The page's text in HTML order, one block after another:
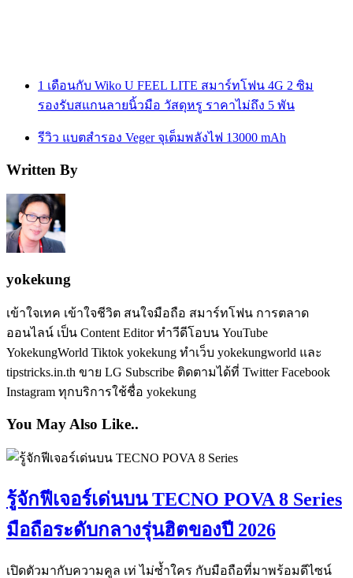
1 เดือนกับ Wiko U FEEL LITE สมาร์ทโฟน 4G 2 ซิม
รองรับสแกนลายนิ้วมือ วัสดุหรู ราคาไม่ถึง 5 พัน
รีวิว แบตสำรอง Veger จุเต็มพลังไฟ 13000 mAh
Written By
yokekung
เข้าใจเทค เข้าใจชีวิต สนใจมือถือ สมาร์ทโฟน การตลาด
ออนไลน์ เป็น Content Editor ทำวีดีโอบน YouTube
YokekungWorld Tiktok yokekung ทำเว็บ yokekungworld และ
tipstricks.in.th ขาย LG Subscribe ติดตามได้ที่ Twitter Facebook
Instagram ทุกบริการใช้ชื่อ yokekung
You May Also Like..
รู้จักฟีเจอร์เด่นบน TECNO POVA 8 Series
มือถือระดับกลางรุ่นฮิตของปี 2026
เปิดตัวมากับความคูล เท่ ไม่ซ้ำใคร กับมือถือที่มาพร้อมดีไซน์